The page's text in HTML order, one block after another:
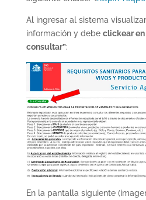
Al ingresar al sistema
información y debe clickear
consultar”:
En la pantalla siguiente